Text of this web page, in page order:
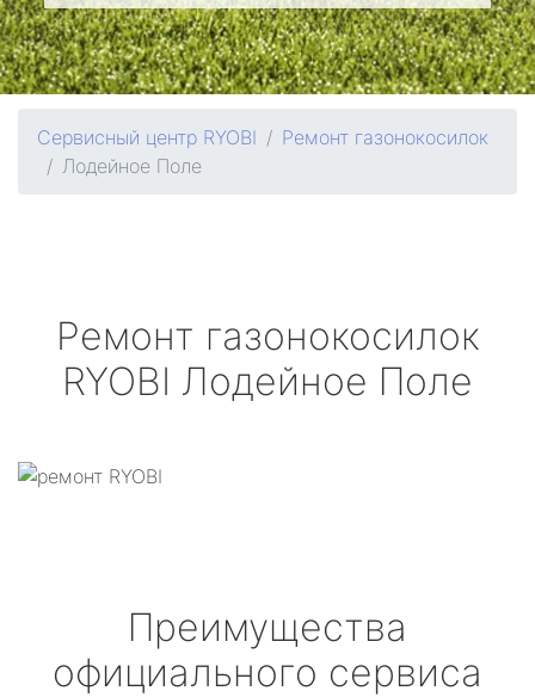
Сервисный центр RYOBI
Ремонт газонокосилок
Лодейное Поле
Ремонт газонокосилок
RYOBI Лодейное Поле
Преимущества
официального сервиса